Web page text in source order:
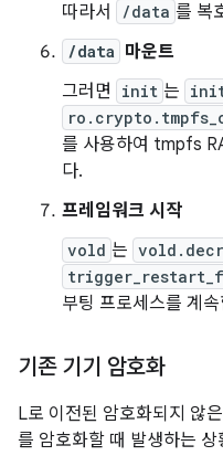
따라서
/data 를 복
/data 마운트
그러면
init 는
를 사용하여 tmpfs
다.
프레임워크 시작
vold 는
부팅 프로세스를 계
기존 기기 암호화
L로 이전된 암호화되지 않
를 암호화할 때 발생하는 상